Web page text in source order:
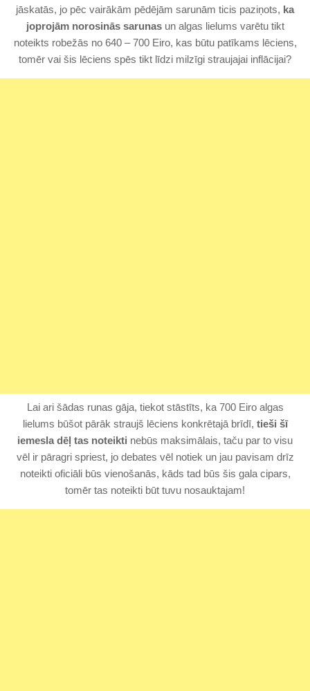
jāskatās, jo pēc vairākām pēdējām sarunām ticis paziņots, ka
joprojām norosinās sarunasun algas lielums varētu tikt
noteikts robežās no 640 – 700 Eiro, kas būtu patīkams lēciens,
tomēr vai šis lēciens spēs tikt līdzi milzīgi straujajai inflācijai?
Lai ari šādas runas gāja, tiekot stāstīts, ka 700 Eiro algas
lielums būšot pārāk straujš lēciens konkrētajā brīdī, tieši šī
iemesla dēļ tas noteikti nebūs maksimālais, taču par to visu
vēl ir pāragri spriest, jo debates vēl notiek un jau pavisam drīz
noteikti oficiāli būs vienošanās, kāds tad būs šis gala cipars,
tomēr tas noteikti būt tuvu nosauktajam!